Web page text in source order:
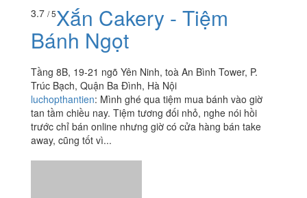
4.9/ 5Voyage - Hotel Du Parc
Hanoi
dieuanhnguyenvu1008: